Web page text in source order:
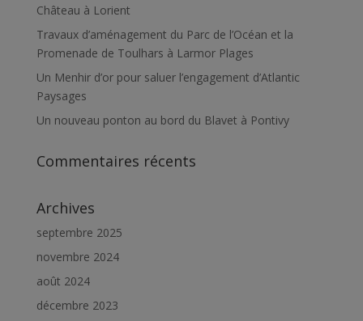
Château à Lorient
Travaux d’aménagement du Parc de l’Océan et la
Promenade de Toulhars à Larmor Plages
Un Menhir d’or pour saluer l’engagement d’Atlantic
Paysages
Un nouveau ponton au bord du Blavet à Pontivy
Commentaires récents
Archives
septembre 2025
novembre 2024
août 2024
décembre 2023